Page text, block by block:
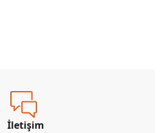
İletişim